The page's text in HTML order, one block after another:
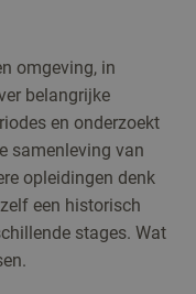
omgeving, in
belangrijke
en onderzoekt
samenleving van
opleidingen denk
een historisch
stages. Wat